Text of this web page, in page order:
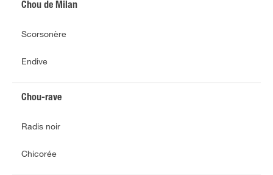
Chou de Milan
Scorsonère
Endive
Chou-rave
Radis noir
Chicorée